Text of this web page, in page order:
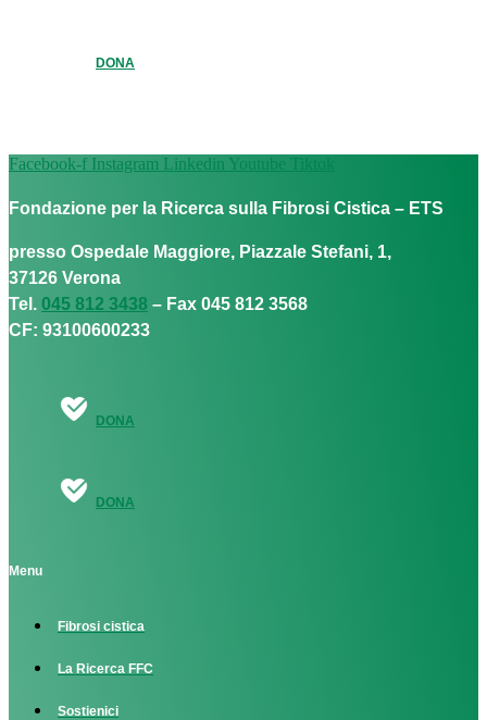
DONA
Facebook-f Instagram Linkedin Youtube Tiktok
Fondazione per la Ricerca sulla Fibrosi Cistica – ETS
presso Ospedale Maggiore, Piazzale Stefani, 1,
37126 Verona
Tel. 045 812 3438 – Fax 045 812 3568
CF: 93100600233
DONA
DONA
Menu
Fibrosi cistica
La Ricerca FFC
Sostienici